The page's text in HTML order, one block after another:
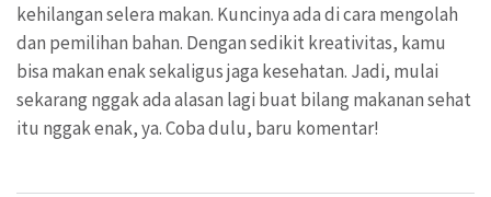
kehilangan selera makan. Kuncinya ada di cara mengolah
dan pemilihan bahan. Dengan sedikit kreativitas, kamu
bisa makan enak sekaligus jaga kesehatan. Jadi, mulai
sekarang nggak ada alasan lagi buat bilang makanan sehat
itu nggak enak, ya. Coba dulu, baru komentar!